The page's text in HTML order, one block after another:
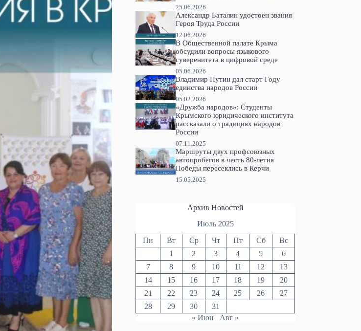
25.06.2026
Александр Баталин удостоен звания
Героя Труда России
12.06.2026
В Общественной палате Крыма
обсудили вопросы языкового
суверенитета в цифровой среде
05.06.2026
Владимир Путин дал старт Году
единства народов России
05.02.2026
«Дружба народов»: Студенты
Крымского юридического института
рассказали о традициях народов
России
07.11.2025
Маршруты двух профсоюзных
автопробегов в честь 80-летия
Победы пересеклись в Керчи
15.05.2025
Архив Новостей
Июль 2025
Пн Вт Ср Чт Пт Сб
Вс
1
2 3 4 5
6
7
8 9 10 11 12
13
14
15 16 17 18 19
20
21
22 23 24 25 26
27
28
29 30
31
« Июн
Авг »